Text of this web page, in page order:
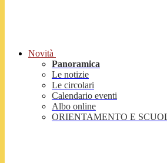
Novità
Panoramica
Le notizie
Le circolari
Calendario eventi
Albo online
ORIENTAMENTO E